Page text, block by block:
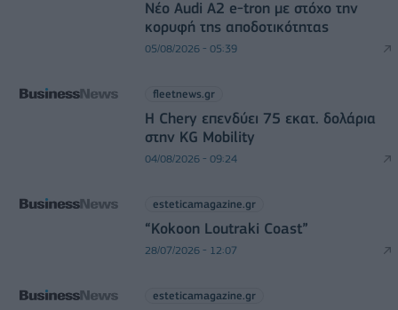
Νέο Audi A2 e-tron με στόχο την
κορυφή της αποδοτικότητας
05/08/2026 - 05:39
fleetnews.gr
Η Chery επενδύει 75 εκατ. δολάρια
στην KG Mobility
04/08/2026 - 09:24
esteticamagazine.gr
“Kokoon Loutraki Coast”
28/07/2026 - 12:07
esteticamagazine.gr